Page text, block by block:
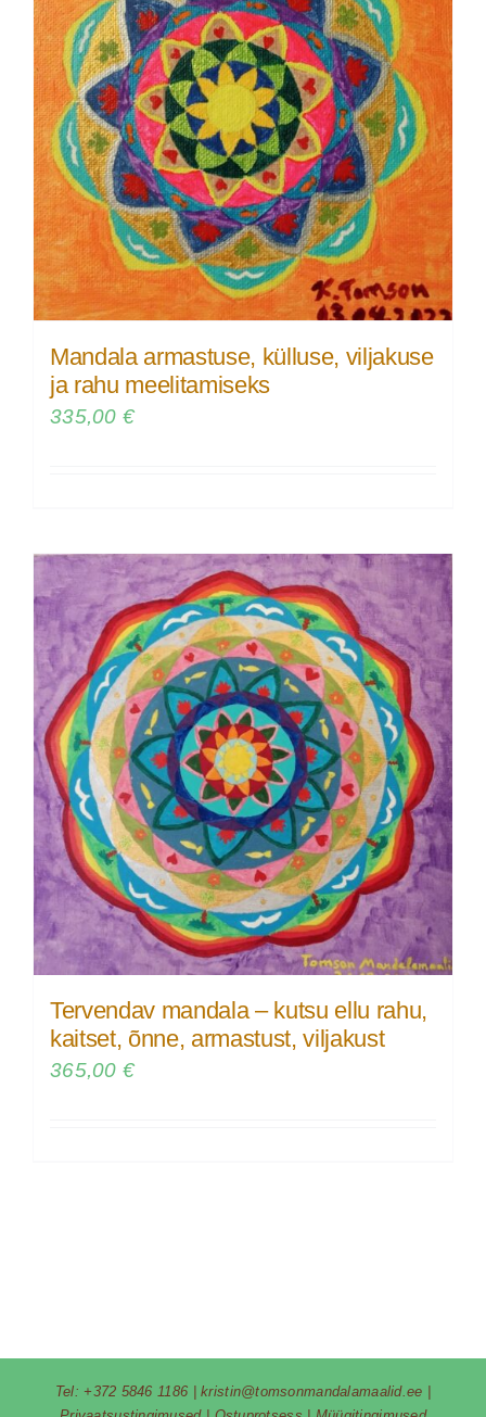
Mandala armastuse, külluse, viljakuse
ja rahu meelitamiseks
335,00 €
Tervendav mandala – kutsu ellu rahu,
kaitset, õnne, armastust, viljakust
365,00 €
Tel: +372 5846 1186 |kristin@tomsonmandalamaalid.ee